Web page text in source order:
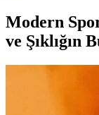
Modern
ve Şıklığın